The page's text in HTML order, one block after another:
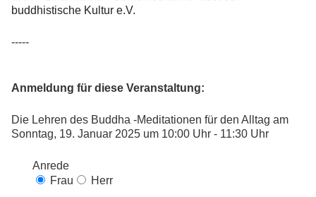
buddhistische Kultur e.V.
-----
Anmeldung für diese Veranstaltung:
Die Lehren des Buddha -Meditationen für den Alltag am
Sonntag, 19. Januar 2025 um 10:00 Uhr - 11:30 Uhr
Anrede
Frau
Herr